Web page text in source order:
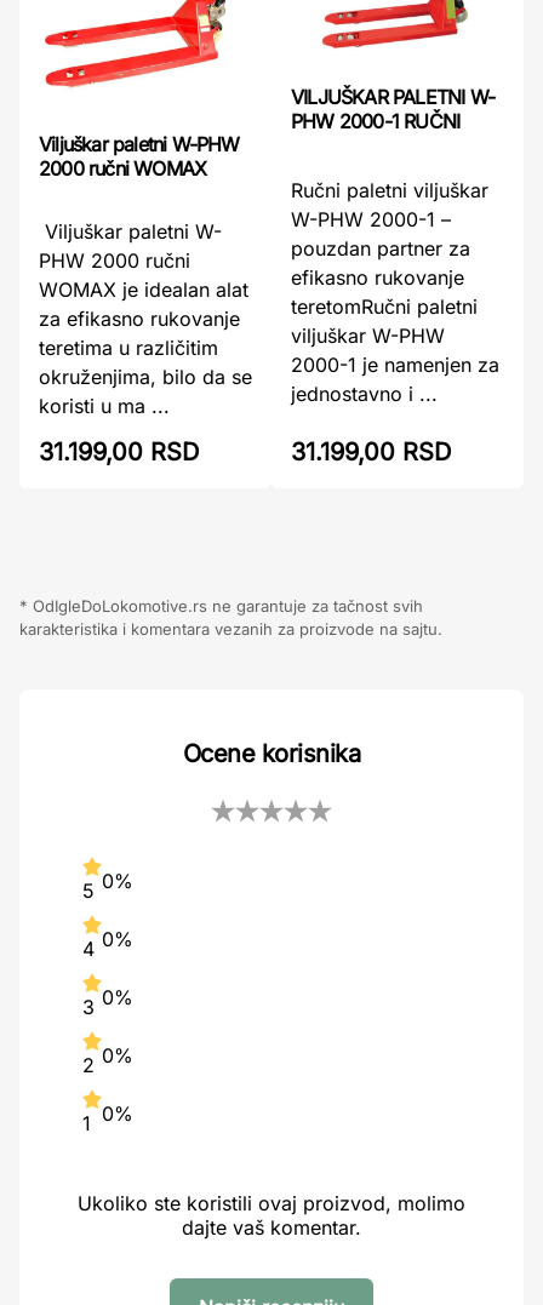
Viljuškar paletni W-PHW
2000 ručni WOMAX
Viljuškar paletni W-
PHW 2000 ručni
WOMAX je idealan alat
za efikasno rukovanje
teretima u različitim
okruženjima, bilo da se
koristi u ma ...
31.199,00 RSD
VILJUŠKAR PALETNI W-
PHW 2000-1 RUČNI
Ručni paletni viljuškar
W-PHW 2000-1 –
pouzdan partner za
efikasno rukovanje
teretomRučni paletni
viljuškar W-PHW
2000-1 je namenjen za
jednostavno i ...
31.199,00 RSD
* OdIgleDoLokomotive.rs ne garantuje za tačnost svih
karakteristika i komentara vezanih za proizvode na sajtu.
Ocene korisnika
5 0%
4 0%
3 0%
2 0%
1 0%
Ukoliko ste koristili ovaj proizvod, molimo
dajte vaš komentar.